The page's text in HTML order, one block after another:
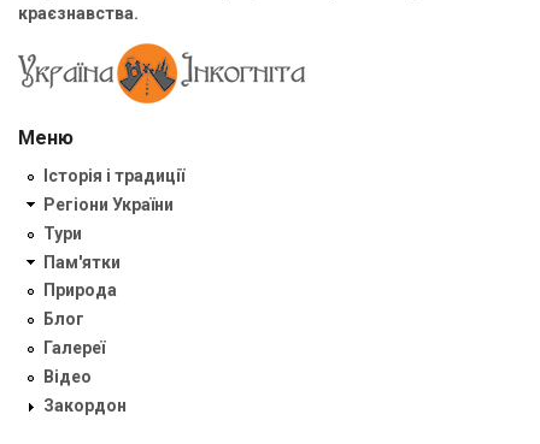
краєзнавства.
Меню
Історія і традиції
Регіони України
Тури
Пам'ятки
Природа
Блог
Галереї
Відео
Закордон